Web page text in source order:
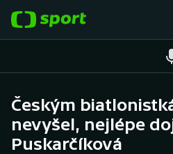
Hokej
Českým
nevyšel, nejlépe
Puskarčíková